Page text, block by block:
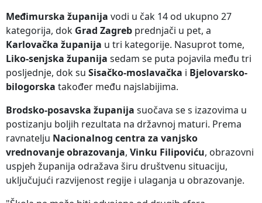
Međimurska županija vodi u čak 14 od ukupno 27
kategorija, dok Grad Zagreb prednjači u pet, a
Karlovačka županija u tri kategorije. Nasuprot tome,
Liko-senjska županija sedam se puta pojavila među tri
posljednje, dok su Sisačko-moslavačka i Bjelovarsko-
bilogorska također među najslabijima.
Brodsko-posavska županija suočava se s izazovima u
postizanju boljih rezultata na državnoj maturi. Prema
ravnatelju Nacionalnog centra za vanjsko
vrednovanje obrazovanja, Vinku Filipoviću, obrazovni
uspjeh županija odražava širu društvenu situaciju,
uključujući razvijenost regije i ulaganja u obrazovanje.